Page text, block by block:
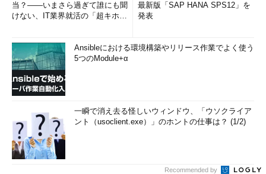
当？――いまさら過ぎて誰にも聞
けない、IT業界就活の「超キホ
最新版「SAP HANA SPS12」を
発表
Ansibleにおける環境構築やリリース作業でよく使う
5つのModule+α
一瞬で消え去る怪しいウィンドウ、「ウソクライア
ント（usoclient.exe）」のホントの仕事は？ (1/2)
Recommended by